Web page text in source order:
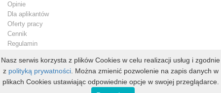
Opinie
Dla aplikantów
Oferty pracy
Cennik
Regulamin
Konto premium
Kontakt dla prawnika
Nasz serwis korzysta z plików Cookies w celu realizacji usług i zgodnie
z polityką prywatności. Można zmienić pozwolenie na zapis danych w
plikach Cookies ustawiając odpowiednie opcje w swojej przeglądarce.